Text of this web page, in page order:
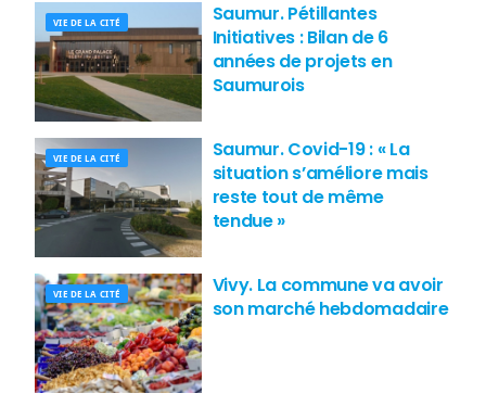
VIE DE LA CITÉ
Saumur. Pétillantes
Initiatives : Bilan de 6
années de projets en
Saumurois
VIE DE LA CITÉ
Saumur. Covid-19 : « La
situation s’améliore mais
reste tout de même
tendue »
VIE DE LA CITÉ
Vivy. La commune va avoir
son marché hebdomadaire